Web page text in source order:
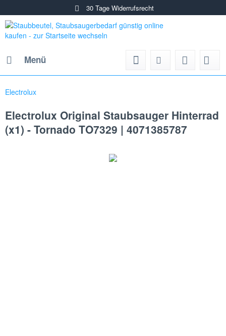
30 Tage Widerrufsrecht
Menü
Electrolux
Electrolux Original Staubsauger Hinterrad
(x1) - Tornado TO7329 | 4071385787